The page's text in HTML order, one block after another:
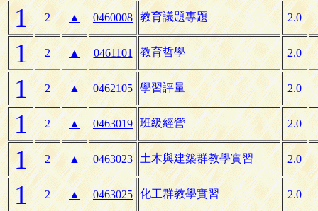
1 2 ▲ 0460008 教育議題專題 2.0
1 2 ▲ 0461101 教育哲學 2.0
1 2 ▲ 0462105 學習評量 2.0
1 2 ▲ 0463019 班級經營 2.0
1 2 ▲ 0463023 土木與建築群教學實習 2.0
1 2 ▲ 0463025 化工群教學實習 2.0